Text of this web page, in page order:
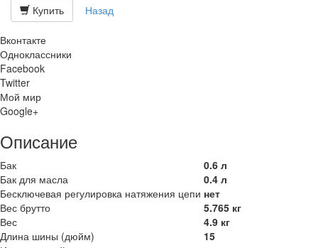
Купить Назад
Вконтакте
Одноклассники
Facebook
Twitter
Мой мир
Google+
Описание
Бак
0.6 л
Бак для масла
0.4 л
Бесключевая регулировка натяжения цепи нет
Вес брутто
5.765 кг
Вес
4.9 кг
Длина шины (дюйм)
15